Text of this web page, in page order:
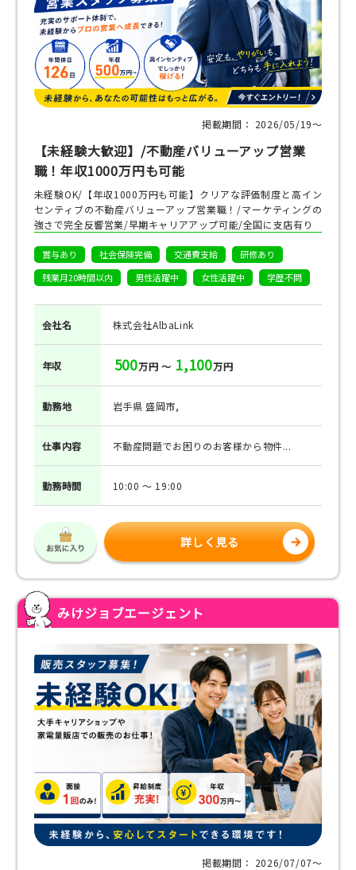
掲載期間： 2026/05/19〜
【未経験大歓迎】/不動産バリューアップ営業
職！年収1000万円も可能
未経験OK/【年収1000万円も可能】クリアな評価制度と高イン
センティブの不動産バリューアップ営業職！/マーケティングの
強さで完全反響営業/早期キャリアアップ可能/全国に支店有り
賞与あり 社会保険完備 交通費支給
研修あり
残業月20時間以内
男性活躍中 女性活躍中 学歴不問
会社名 株式会社AlbaLink
年収 500万円 ～ 1,100万円
勤務地 岩手県 盛岡市,
仕事内容 不動産問題でお困りのお客様から物件...
勤務時間 10:00 ～ 19:00
詳しく見る
みけジョブエージェント
掲載期間： 2026/07/07〜